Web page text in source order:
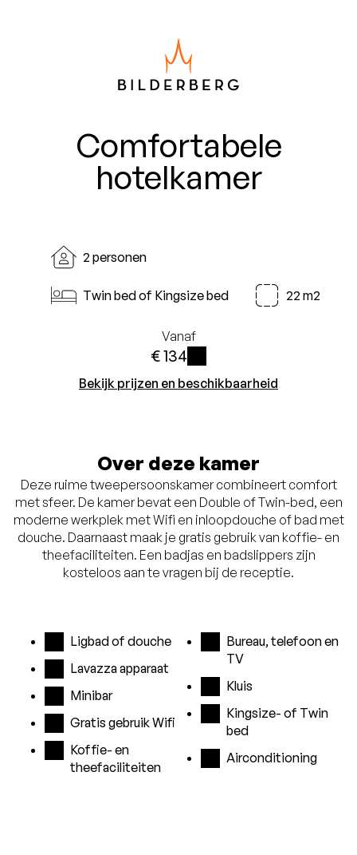
Comfortabele
hotelkamer
2 personen
Twin bed of Kingsize bed 22 m2
Vanaf
€ 134
i
Bekijk prijzen en beschikbaarheid
Over deze kamer
Deze ruime tweepersoonskamer combineert comfort
met sfeer. De kamer bevat een Double of Twin-bed, een
moderne werkplek met Wifi en inloopdouche of bad met
douche. Daarnaast maak je gratis gebruik van koffie- en
theefaciliteiten. Een badjas en badslippers zijn
kosteloos aan te vragen bij de receptie.
Ligbad of douche
Lavazza apparaat
Minibar
Gratis gebruik Wifi
Koffie- en
theefaciliteiten
Bureau, telefoon en
TV
Kluis
Kingsize- of Twin
bed
Airconditioning